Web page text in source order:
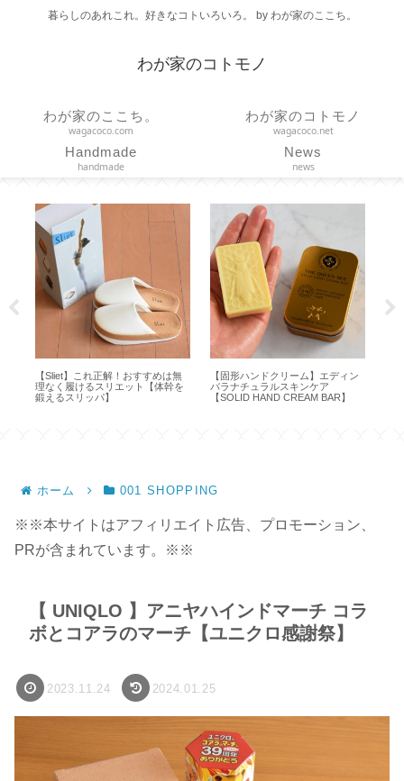
暮らしのあれこれ。好きなコトいろいろ。 by わが家のここち。
わが家のコトモノ
わが家のここち。
wagacoco.com
わが家のコトモノ
wagacoco.net
Handmade
handmade
News
news
【Sliet】これ正解！おすすめは無
理なく履けるスリエット【体幹を
鍛えるスリッパ】
【固形ハンドクリーム】エディン
バラナチュラルスキンケア
【SOLID HAND CREAM BAR】
ホーム 001 SHOPPING
※※本サイトはアフィリエイト広告、プロモーション、
PRが含まれています。※※
【 UNIQLO 】アニヤハインドマーチ コラ
ボとコアラのマーチ【ユニクロ感謝祭】
2023.11.24 2024.01.25